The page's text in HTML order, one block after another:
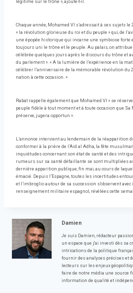
légitime sur le trône », ajoute-t-il.
Chaque année, Mohamed VI s’adressait à ses sujets le
« la révolution glorieuse du roi et du peuple » qui, de
une épopée historique qui incarne une symbiose forte
toujours uni le trône et le peuple. Au palais, on
célébrée quelques jours après le discours du trône et
du parlement ». « A la lumière de l’expérience en la
célébrer l’anniversaire de la mémorable révolution du
nation à cette occasion. »
Rabat rappelle également que Mohamed VI « se
peuple fidèle à tout moment et à toute occasion que Sa
préserve, jugera opportun ».
L’annonce intervient au lendemain de la réapparition
conformer à la prière de l’Aid al Adha, la fête
inquiétudes concernant son état de santé et des
rumeurs sur sa santé défaillante se sont multipliées
dernière apparition publique, fin mai, au cours de
émacié. Depuis l’Espagne, toutes les incertitudes
et l’imbroglio autour de sa succession s’observent
renseignement militaire espagnol, révélées cette
Damien
Je suis Damien, rédacteur
un espace que j'ai investi dès sa
intrications de la politique
fournir des analyses précises et
lecteurs sur les enjeux
faire de notre média une source
information de qualité et